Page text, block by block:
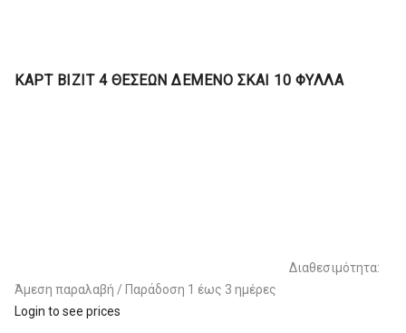
ΚΑΡΤ ΒΙΖΙΤ 4 ΘΕΣΕΩΝ ΔΕΜΕΝΟ ΣΚΑΙ 10 ΦΥΛΛΑ
Διαθεσιμότητα:
Άμεση παραλαβή / Παράδoση 1 έως 3 ημέρες
Login to see prices